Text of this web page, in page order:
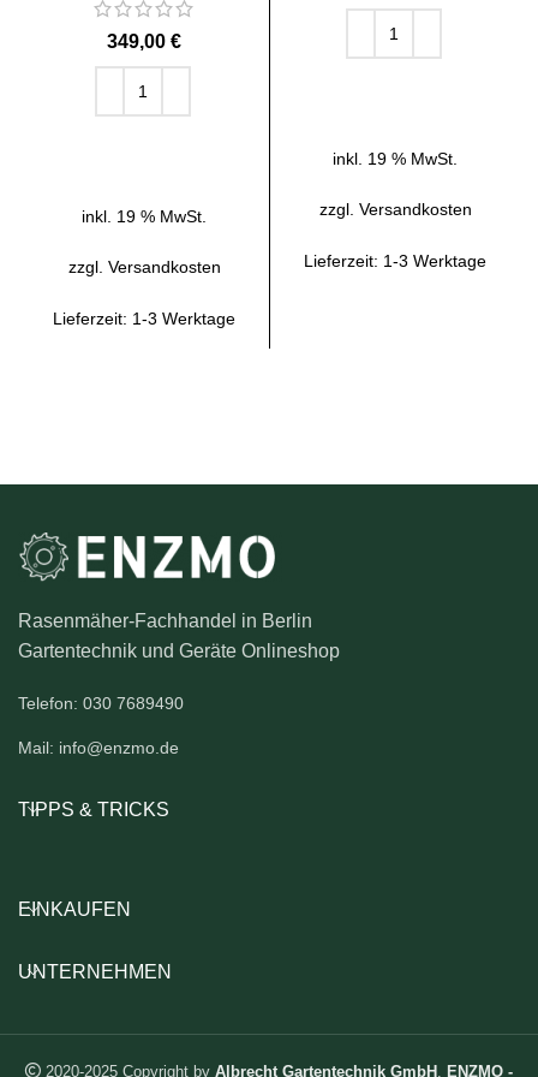
€
inkl. 19 % MwSt.
zzgl. Versandkosten
Lieferzeit: 1-3 Werktage
inkl. 19 % MwSt.
zzgl. Versandkosten
Lieferzeit: 1-3 Werktage
Rasenmäher-Fachhandel in Berlin
Gartentechnik und Geräte Onlineshop
Telefon: 030 7689490
Mail: info@enzmo.de
TIPPS & TRICKS
EINKAUFEN
UNTERNEHMEN
2020-2025 Copyright by Albrecht Gartentechnik GmbH ENZMO -